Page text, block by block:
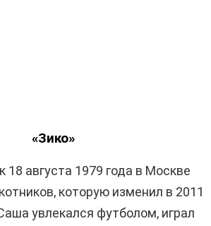
«Зико»
18 августа 1979 года в Москве
которую изменил в 2011
увлекался футболом, играл